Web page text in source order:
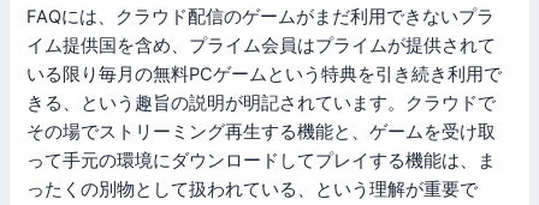
FAQには、クラウド配信のゲームがまだ利用できないプラ
イム提供国を含め、プライム会員はプライムが提供されて
いる限り毎月の無料PCゲームという特典を引き続き利用で
きる、という趣旨の説明が明記されています。クラウドで
その場でストリーミング再生する機能と、ゲームを受け取
って手元の環境にダウンロードしてプレイする機能は、ま
ったくの別物として扱われている、という理解が重要で